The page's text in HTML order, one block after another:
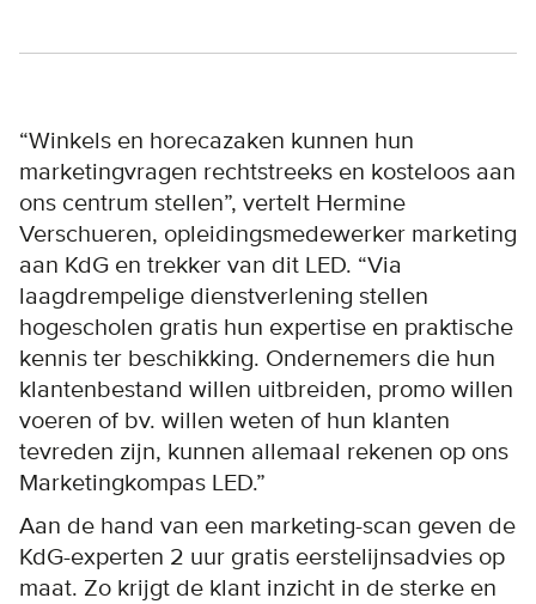
“Winkels en horecazaken kunnen hun
marketingvragen rechtstreeks en kosteloos aan
ons centrum stellen”, vertelt Hermine
Verschueren, opleidingsmedewerker marketing
aan KdG en trekker van dit LED. “Via
laagdrempelige dienstverlening stellen
hogescholen gratis hun expertise en praktische
kennis ter beschikking. Ondernemers die hun
klantenbestand willen uitbreiden, promo willen
voeren of bv. willen weten of hun klanten
tevreden zijn, kunnen allemaal rekenen op ons
Marketingkompas LED.”
Aan de hand van een marketing-scan geven de
KdG-experten 2 uur gratis eerstelijnsadvies op
maat. Zo krijgt de klant inzicht in de sterke en